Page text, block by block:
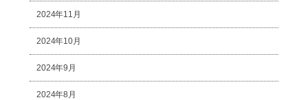
2024年11月
2024年10月
2024年9月
2024年8月